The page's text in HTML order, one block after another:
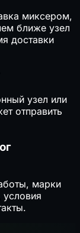
миксером,
ближе узел
доставки
узел или
отправить
марки
условия